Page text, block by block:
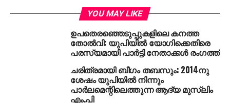
മറുപടി പറഞ്ഞത്.
കഴിഞ്ഞ ദിവസം യു.പിയിലെ ഗൊരഖ്പൂര്‍, ഫുല്‍പൂര്‍
മണ്ഡലങ്ങളില്‍ നടന്ന ഉപതെരഞ്ഞെടുപ്പില്‍ എസ്.പി
സ്ഥാനാര്‍ഥികള്‍ വന്‍ വിജയം നേടിയിരുന്നു.
മുഖ്യമന്ത്രി യോഗി ആദിത്യനാഥ് രാജിവെച്ച
മണ്ഡലമാണ് ഗൊരഖ്പൂര്‍. ഉപമുഖ്യമന്ത്രി കേശവ
പ്രസാദ് മൗര്യയുടെ മണ്ഡലമായിരുന്നു ഫുല്‍പൂര്‍.
YOU MAY LIKE
ഉപതെരഞ്ഞെടുപ്പുകളിലെ കനത്ത
തോല്‍വി: യുപിയില്‍ യോഗിക്കെതിരെ
പരസ്യമായി പാര്‍ട്ടി നേതാക്കള്‍ രംഗത്ത്
ചരിത്രമായി ബീഗം തബസും: 2014നു
ശേഷം യുപിയില്‍ നിന്നും
പാര്‍ലമെന്റിലെത്തുന്ന ആദ്യ മുസ്‌ലിം